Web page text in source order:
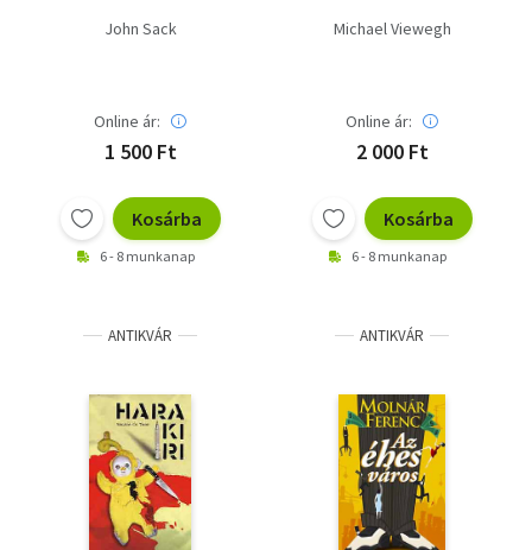
John Sack
Online ár:
1 500 Ft
Kosárba
6 - 8 munkanap
Michael Viewegh
Online ár:
2 000 Ft
Kosárba
6 - 8 munkanap
ANTIKVÁR ANTIKVÁR